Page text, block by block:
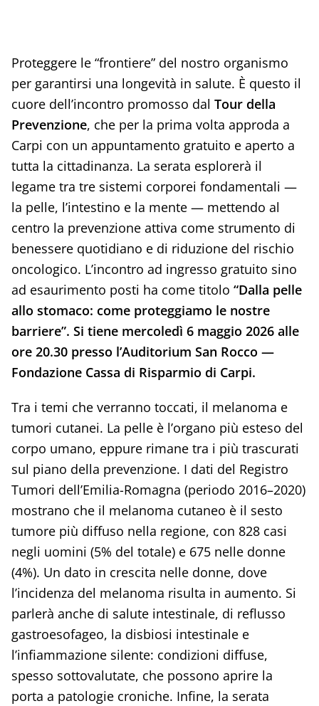
Proteggere le “frontiere” del nostro organismo
per garantirsi una longevità in salute. È questo il
cuore dell’incontro promosso dal Tour della
Prevenzione, che per la prima volta approda a
Carpi con un appuntamento gratuito e aperto a
tutta la cittadinanza. La serata esplorerà il
legame tra tre sistemi corporei fondamentali —
la pelle, l’intestino e la mente — mettendo al
centro la prevenzione attiva come strumento di
benessere quotidiano e di riduzione del rischio
oncologico. L’incontro ad ingresso gratuito sino
ad esaurimento posti ha come titolo “Dalla pelle
allo stomaco: come proteggiamo le nostre
barriere”. Si tiene mercoledì 6 maggio 2026 alle
ore 20.30 presso l’Auditorium San Rocco —
Fondazione Cassa di Risparmio di Carpi.
Tra i temi che verranno toccati, il melanoma e
tumori cutanei. La pelle è l’organo più esteso del
corpo umano, eppure rimane tra i più trascurati
sul piano della prevenzione. I dati del Registro
Tumori dell’Emilia-Romagna (periodo 2016–2020)
mostrano che il melanoma cutaneo è il sesto
tumore più diffuso nella regione, con 828 casi
negli uomini (5% del totale) e 675 nelle donne
(4%). Un dato in crescita nelle donne, dove
l’incidenza del melanoma risulta in aumento. Si
parlerà anche di salute intestinale, di reflusso
gastroesofageo, la disbiosi intestinale e
l’infiammazione silente: condizioni diffuse,
spesso sottovalutate, che possono aprire la
porta a patologie croniche. Infine, la serata